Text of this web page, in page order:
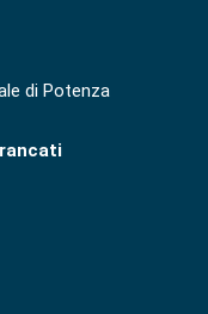
di Potenza